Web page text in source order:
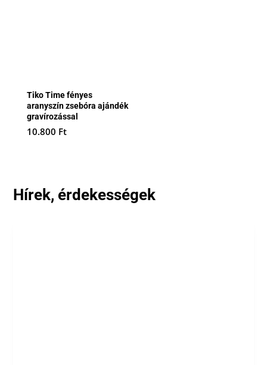
Tiko Time fényes
aranyszín zsebóra ajándék
gravírozással
10.800 Ft
Hírek, érdekességek